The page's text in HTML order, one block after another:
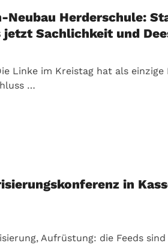
Neubau Herderschule:
jetzt Sachlichkeit und
Linke im Kreistag hat als einzige
…
in
Aufrüstung: die Feeds